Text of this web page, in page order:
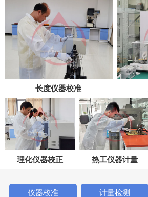
长度仪器校准
理化仪器校正 热工仪器计量
仪器校准 计量检测